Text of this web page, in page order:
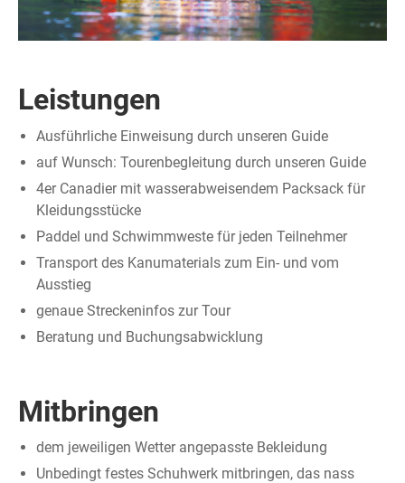
Leistungen
Ausführliche Einweisung durch unseren Guide
auf Wunsch: Tourenbegleitung durch unseren Guide
4er Canadier mit wasserabweisendem Packsack für
Kleidungsstücke
Paddel und Schwimmweste für jeden Teilnehmer
Transport des Kanumaterials zum Ein- und vom
Ausstieg
genaue Streckeninfos zur Tour
Beratung und Buchungsabwicklung
Mitbringen
dem jeweiligen Wetter angepasste Bekleidung
Unbedingt festes Schuhwerk mitbringen, das nass